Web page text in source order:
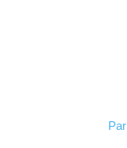
Par